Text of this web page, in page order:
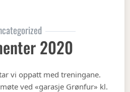
2020
vi oppatt med treningane.
ved «garasje Grønfur» kl.